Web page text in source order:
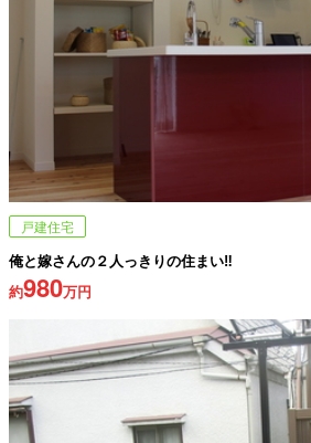
戸建住宅
俺と嫁さんの２人っきりの住まい‼
約980万円